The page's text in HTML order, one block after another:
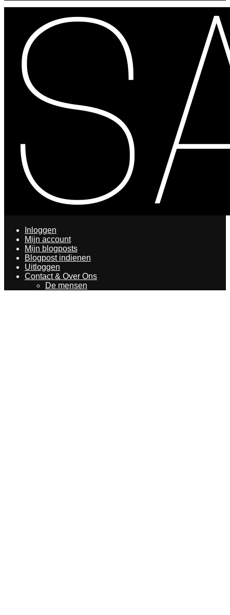
Inloggen
Mijn account
Mijn blogposts
Blogpost indienen
Uitloggen
Contact & Over Ons
De mensen